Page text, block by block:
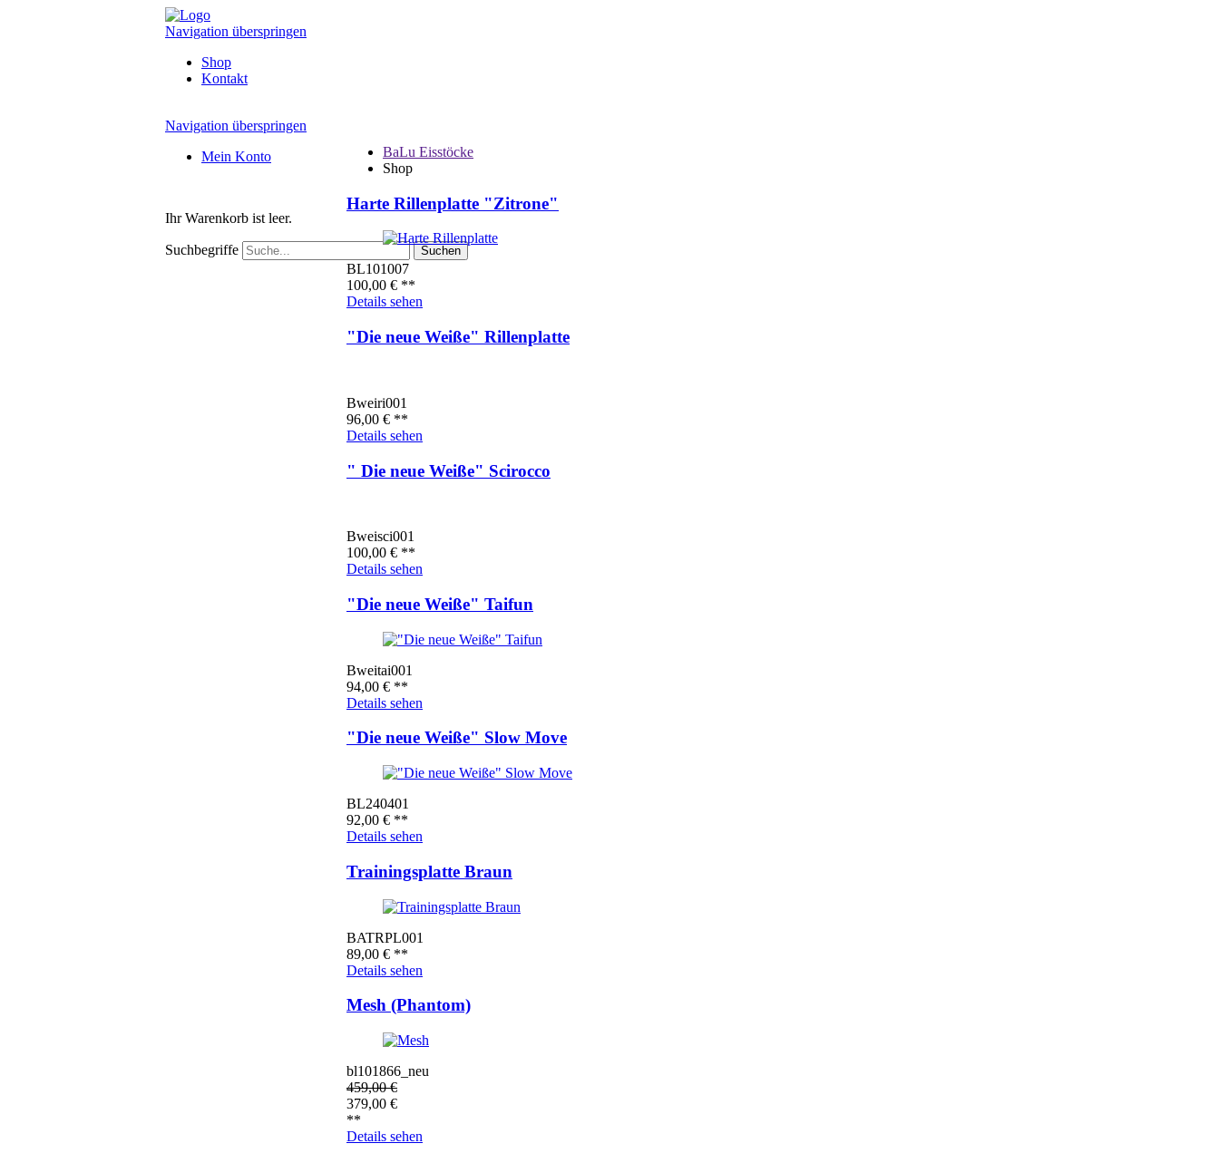
Navigation überspringen
Shop
Kontakt
Navigation überspringen
Mein Konto
Ihr Warenkorb ist leer.
Suchbegriffe
BaLu Eisstöcke
Shop
Harte Rillenplatte "Zitrone"
BL101007
100,00 € **
Details sehen
"Die neue Weiße" Rillenplatte
Bweiri001
96,00 € **
Details sehen
" Die neue Weiße" Scirocco
Bweisci001
100,00 € **
Details sehen
"Die neue Weiße" Taifun
Bweitai001
94,00 € **
Details sehen
"Die neue Weiße" Slow Move
BL240401
92,00 € **
Details sehen
Trainingsplatte Braun
BATRPL001
89,00 € **
Details sehen
Mesh (Phantom)
bl101866_neu
459,00€
379,00 €
**
Details sehen